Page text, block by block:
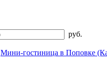
руб.
Мини-гостиница в Поповке